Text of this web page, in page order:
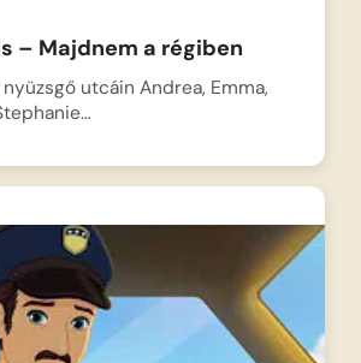
– Majdnem a régiben
utcáin Andrea, Emma,